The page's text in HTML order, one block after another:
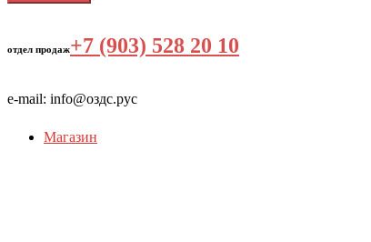
отдел продаж+7 (903) 528 20 10
e-mail: info@оздс.рус
Магазин